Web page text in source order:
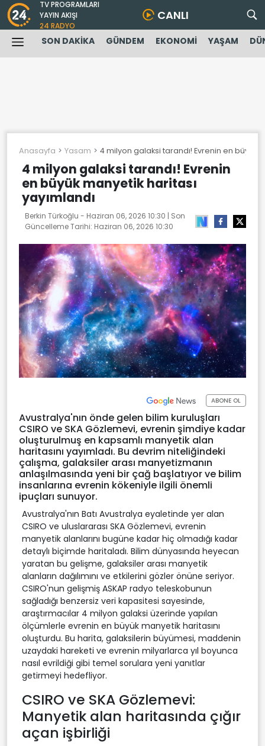
TV PROGRAMLARI
YAYIN AKIŞI
24 RADYO
CANLI
SON DAKİKA GÜNDEM EKONOMİ YAŞAM
Anasayfa Yasam 4 milyon galaksi tarandı! Evrenin en büyük
4 milyon galaksi tarandı! Evrenin
en büyük manyetik haritası
yayımlandı
Berkin Türkoğlu - Haziran 06, 2026 10:30 | Son
Güncelleme Tarihi: Haziran 06, 2026 10:30
ABONE OL
Avustralya'nın önde gelen bilim kuruluşları
CSIRO ve SKA Gözlemevi, evrenin şimdiye kadar
oluşturulmuş en kapsamlı manyetik alan
haritasını yayımladı. Bu devrim niteliğindeki
çalışma, galaksiler arası manyetizmanın
anlaşılmasında yeni bir çağ başlatıyor ve bilim
insanlarına evrenin kökeniyle ilgili önemli
ipuçları sunuyor.
Avustralya'nın Batı Avustralya eyaletinde yer alan
CSIRO ve uluslararası SKA Gözlemevi, evrenin
manyetik alanlarını bugüne kadar hiç olmadığı kadar
detaylı biçimde haritaladı. Bilim dünyasında heyecan
yaratan bu gelişme, galaksiler arası manyetik
alanların dağılımını ve etkilerini gözler önüne seriyor.
CSIRO'nun gelişmiş ASKAP radyo teleskobunun
sağladığı benzersiz veri kapasitesi sayesinde,
araştırmacılar 4 milyon galaksi üzerinde yapılan
ölçümlerle evrenin en büyük manyetik haritasını
oluşturdu. Bu harita, galaksilerin büyümesi, maddenin
uzaydaki hareketi ve evrenin milyarlarca yıl boyunca
nasıl evrildiği gibi temel sorulara yeni yanıtlar
getirmeyi hedefliyor.
CSIRO ve SKA Gözlemevi:
Manyetik alan haritasında çığır
açan işbirliği